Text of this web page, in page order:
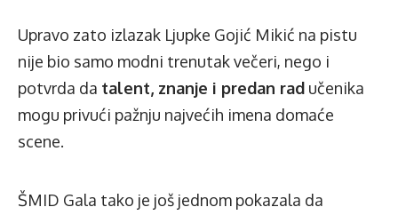
Upravo zato izlazak Ljupke Gojić Mikić na pistu
nije bio samo modni trenutak večeri, nego i
potvrda da talent, znanje i predan rad učenika
mogu privući pažnju najvećih imena domaće
scene.
ŠMID Gala tako je još jednom pokazala da